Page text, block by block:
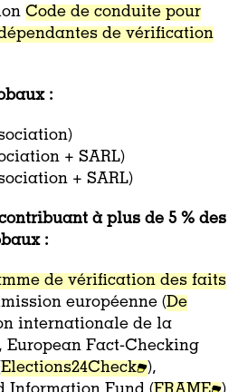
Code de conduite pour
de vérification
:
+ SARL)
+ SARL)
à plus de 5 % des
:
de vérification des faits
européenne (De
internationale de la
European Fact-Checking
Elections24Check
),